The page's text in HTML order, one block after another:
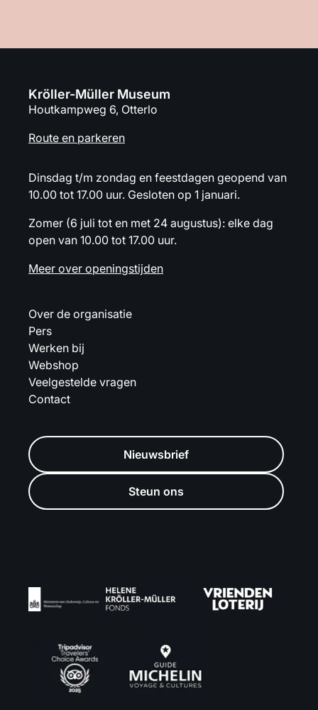
Kröller-Müller Museum
Houtkampweg 6, Otterlo
Route en parkeren
Dinsdag t/m zondag en feestdagen geopend van
10.00 tot 17.00 uur. Gesloten op 1 januari.
Zomer (6 juli tot en met 24 augustus): elke dag
open van 10.00 tot 17.00 uur.
Meer over openingstijden
Over de organisatie
Pers
Werken bij
Webshop
Veelgestelde vragen
Contact
Nieuwsbrief
Steun ons